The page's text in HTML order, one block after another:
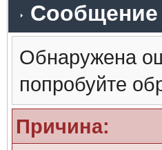
Обнаружена
попробуйте
Причина: